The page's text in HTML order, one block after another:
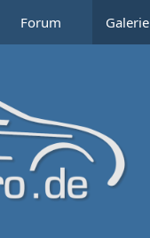
Forum Galerie